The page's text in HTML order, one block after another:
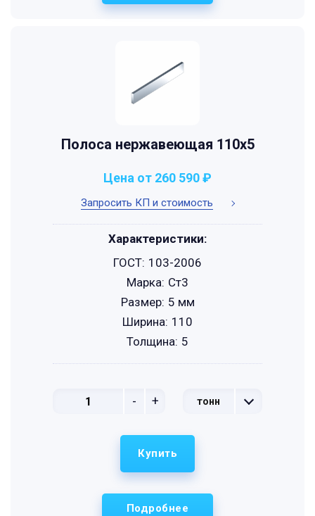
Полоса нержавеющая 110х5
Запросить КП и стоимость
Цена от 260 590 ₽
- + тонн
Характеристики:
ГОСТ: 103-2006
Марка: Ст3
Размер: 5 мм
Ширина: 110
Толщина: 5
Подробнее
Купить